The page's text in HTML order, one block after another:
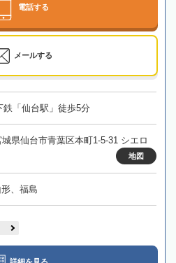
電話する
メールする
鉄「仙台駅」徒歩5分
県仙台市青葉区本町1-5-31 シエロ
地図
、福島